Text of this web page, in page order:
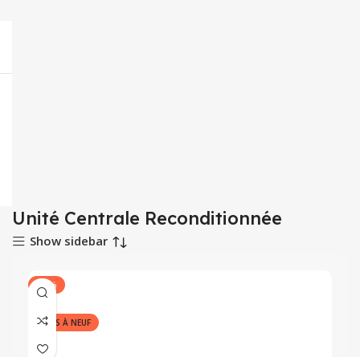
Unité Centrale Reconditionnée
Show sidebar
-21%
REMIS À NEUF